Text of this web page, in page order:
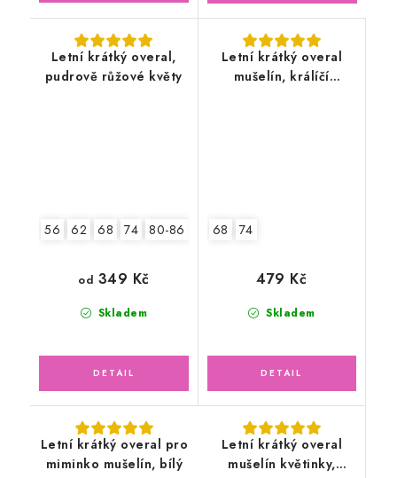
Letní krátký overal,
pudrově růžové květy
56 62 68 74 80-86 92-98
Skladem
od 349 Kč
Letní krátký overal
mušelín, králíčí
68 74
Skladem
479 Kč
Letní krátký overal pro
miminko mušelín, bílý
Letní krátký overal
mušelín květinky,